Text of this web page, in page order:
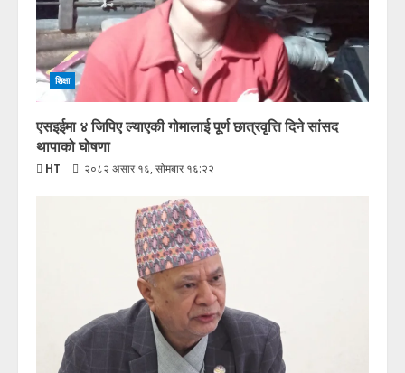
शिक्षा
एसइईमा ४ जिपिए ल्याएकी गोमालाई पूर्ण छात्रवृत्ति दिने सांसद
थापाको घोषणा
HT २०८२ असार १६, सोमबार १६:२२